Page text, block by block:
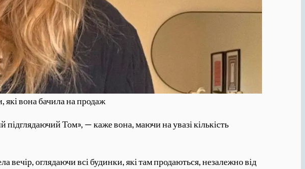
які вона бачила на продаж
Том», — каже вона, маючи на увазі кількість
оглядаючи всі будинки, які там продаються, незалежно від